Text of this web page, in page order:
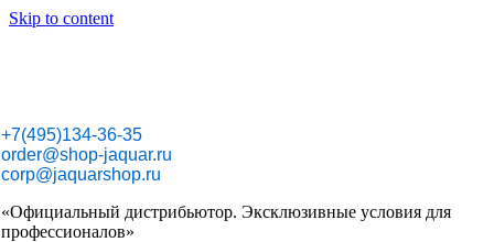
Skip to content
+7(495)134-36-35
order@shop-jaquar.ru
corp@jaquarshop.ru
«Официальный дистрибьютор. Эксклюзивные условия для
профессионалов»